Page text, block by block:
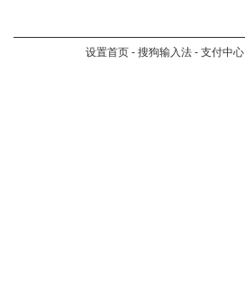
设置首页 - 搜狗输入法 - 支付中心